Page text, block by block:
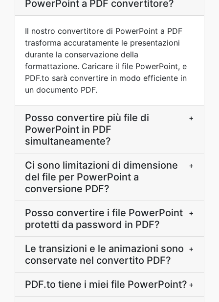
PowerPoint a PDF convertitore?
Il nostro convertitore di PowerPoint a PDF
trasforma accuratamente le presentazioni
durante la conservazione della
formattazione. Caricare il file PowerPoint, e
PDF.to sarà convertire in modo efficiente in
un documento PDF.
Posso convertire più file di
PowerPoint in PDF
simultaneamente?
+
Ci sono limitazioni di dimensione
del file per PowerPoint a
conversione PDF?
+
Posso convertire i file PowerPoint
protetti da password in PDF?
+
Le transizioni e le animazioni sono
conservate nel convertito PDF?
+
PDF.to tiene i miei file PowerPoint? +